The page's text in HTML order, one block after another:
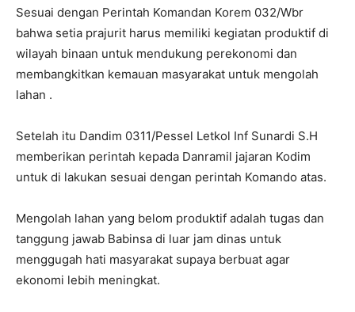
Sesuai dengan Perintah Komandan Korem 032/Wbr
bahwa setia prajurit harus memiliki kegiatan produktif di
wilayah binaan untuk mendukung perekonomi dan
membangkitkan kemauan masyarakat untuk mengolah
lahan .
Setelah itu Dandim 0311/Pessel Letkol Inf Sunardi S.H
memberikan perintah kepada Danramil jajaran Kodim
untuk di lakukan sesuai dengan perintah Komando atas.
Mengolah lahan yang belom produktif adalah tugas dan
tanggung jawab Babinsa di luar jam dinas untuk
menggugah hati masyarakat supaya berbuat agar
ekonomi lebih meningkat.